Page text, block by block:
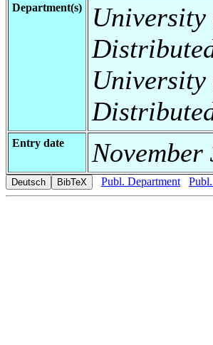
Department(s)
Entry date November
Publ. Department